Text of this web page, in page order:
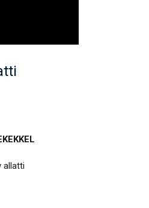
allatti